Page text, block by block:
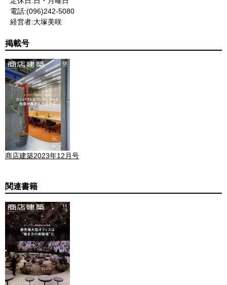
電話:(096)242-5080
経営者:大塚美咲
掲載号
商店建築2023年12月号
関連書籍